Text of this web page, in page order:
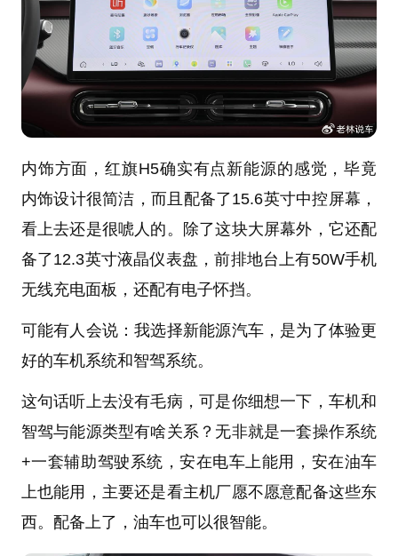
内饰方面，红旗H5确实有点新能源的感觉，毕竟
内饰设计很简洁，而且配备了15.6英寸中控屏幕，
看上去还是很唬人的。除了这块大屏幕外，它还配
备了12.3英寸液晶仪表盘，前排地台上有50W手机
无线充电面板，还配有电子怀挡。
可能有人会说：我选择新能源汽车，是为了体验更
好的车机系统和智驾系统。
这句话听上去没有毛病，可是你细想一下，车机和
智驾与能源类型有啥关系？无非就是一套操作系统
+一套辅助驾驶系统，安在电车上能用，安在油车
上也能用，主要还是看主机厂愿不愿意配备这些东
西。配备上了，油车也可以很智能。